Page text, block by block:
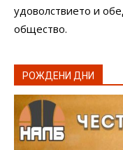
удоволствието и
общество.
РОЖДЕНИ ДНИ